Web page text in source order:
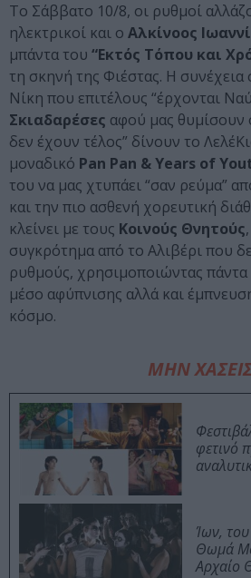
Το Σάββατο 10/8, οι ρυθμοί
ηλεκτρικοί και ο Αλκίνοος
μπάντα του “Εκτός Τόπου και
τη σκηνή της Φιέστας. Η συνέχεια
Νίκη που επιτέλους “έρχονται
Σκιαδαρέσες αφού μας θυμίσουν
δεν έχουν τέλος” δίνουν το
μοναδικό Pan Pan & Years of
του να μας χτυπάει “σαν ρεύμα”
και την πιο ασθενή χορευτική
κλείνει με τους Κοινούς Θνητούς
συγκρότημα από το Αλιβέρι που
ρυθμούς, χρησιμοποιώντας
μέσο αφύπνισης αλλά και
κόσμο.
ΜΗΝ
φετινό
Ίων,
Θωμά
Αρχαίο